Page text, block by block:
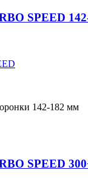
SPEED
142-182 мм
SPEED